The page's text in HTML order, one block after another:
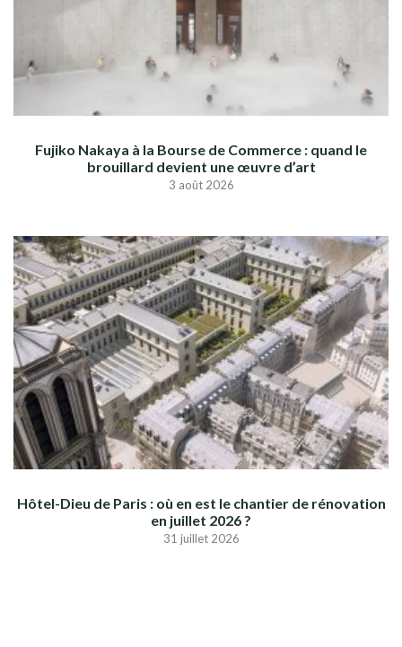
Fujiko Nakaya à la Bourse de Commerce : quand le
brouillard devient une œuvre d’art
3 août 2026
Hôtel-Dieu de Paris : où en est le chantier de rénovation
en juillet 2026 ?
31 juillet 2026